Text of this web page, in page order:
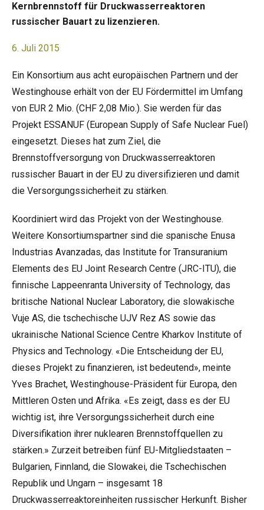
Kernbrennstoff für Druckwasserreaktoren
russischer Bauart zu lizenzieren.
6. Juli 2015
Ein Konsortium aus acht europäischen Partnern und der
Westinghouse erhält von der EU Fördermittel im Umfang
von EUR 2 Mio. (CHF 2,08 Mio.). Sie werden für das
Projekt ESSANUF (European Supply of Safe Nuclear Fuel)
eingesetzt. Dieses hat zum Ziel, die
Brennstoffversorgung von Druckwasserreaktoren
russischer Bauart in der EU zu diversifizieren und damit
die Versorgungssicherheit zu stärken.
Koordiniert wird das Projekt von der Westinghouse.
Weitere Konsortiumspartner sind die spanische Enusa
Industrias Avanzadas, das Institute for Transuranium
Elements des EU Joint Research Centre (JRC-ITU), die
finnische Lappeenranta University of Technology, das
britische National Nuclear Laboratory, die slowakische
Vuje AS, die tschechische UJV Rez AS sowie das
ukrainische National Science Centre Kharkov Institute of
Physics and Technology. «Die Entscheidung der EU,
dieses Projekt zu finanzieren, ist bedeutend», meinte
Yves Brachet, Westinghouse-Präsident für Europa, den
Mittleren Osten und Afrika. «Es zeigt, dass es der EU
wichtig ist, ihre Versorgungssicherheit durch eine
Diversifikation ihrer nuklearen Brennstoffquellen zu
stärken.» Zurzeit betreiben fünf EU-Mitgliedstaaten –
Bulgarien, Finnland, die Slowakei, die Tschechischen
Republik und Ungarn – insgesamt 18
Druckwasserreaktoreinheiten russischer Herkunft. Bisher